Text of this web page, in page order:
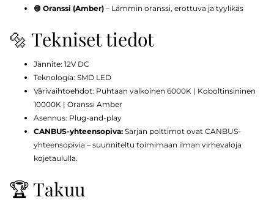
🟠 Oranssi (Amber) – Lämmin oranssi, erottuva ja tyylikäs
🔩 Tekniset tiedot
Jännite: 12V DC
Teknologia: SMD LED
Värivaihtoehdot: Puhtaan valkoinen 6000K | Koboltinsininen
10000K | Oranssi Amber
Asennus: Plug-and-play
CANBUS-yhteensopiva: Sarjan polttimot ovat CANBUS-
yhteensopivia – suunniteltu toimimaan ilman virhevaloja
kojetaululla.
🏆 Takuu